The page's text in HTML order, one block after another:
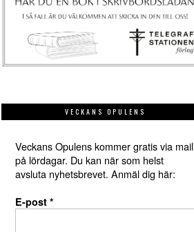
VECKANS OPULENS
Veckans Opulens kommer gratis via mail
på lördagar. Du kan när som helst
avsluta nyhetsbrevet. Anmäl dig här:
E-post *